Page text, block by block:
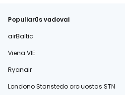
Populiarūs vadovai
airBaltic
Viena VIE
Ryanair
Londono Stanstedo oro uostas STN